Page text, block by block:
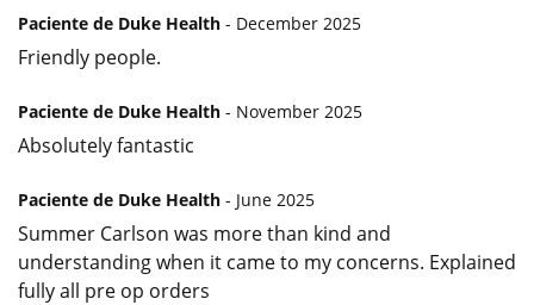
Paciente de Duke Health - December 2025
Friendly people.
Paciente de Duke Health - November 2025
Absolutely fantastic
Paciente de Duke Health - June 2025
Summer Carlson was more than kind and
understanding when it came to my concerns. Explained
fully all pre op orders